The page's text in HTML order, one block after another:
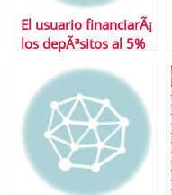
El usuario financiarÃ¡
los depÃ³sitos al 5%